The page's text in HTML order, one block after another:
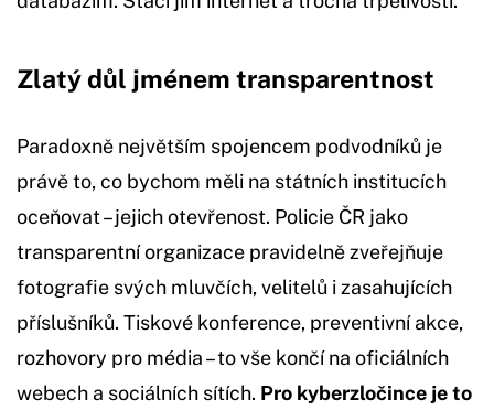
Zlatý důl jménem transparentnost
Paradoxně největším spojencem podvodníků je
právě to, co bychom měli na státních institucích
oceňovat – jejich otevřenost. Policie ČR jako
transparentní organizace pravidelně zveřejňuje
fotografie svých mluvčích, velitelů i zasahujících
příslušníků. Tiskové konference, preventivní akce,
rozhovory pro média – to vše končí na oficiálních
webech a sociálních sítích. Pro kyberzločince je to